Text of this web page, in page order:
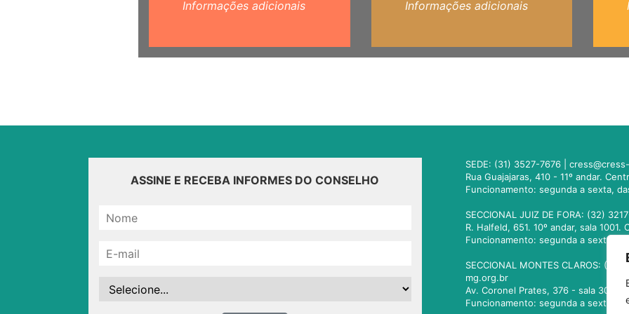
Informações adicionais Informações adicionais
ASSINE E RECEBA INFORMES DO CONSELHO
SEDE: (31) 3527-7676 |
Rua Guajajaras, 410 - 11º andar.
Funcionamento: segunda a sexta,
SECCIONAL JUIZ DE FORA: (32)
R. Halfeld, 651. 10º andar, sala
Funcionamento: segunda a sexta,
SECCIONAL MONTES CLAROS:
mg.org.br
Av. Coronel Prates, 376 - sala 301.
Funcionamento: segunda a sexta,